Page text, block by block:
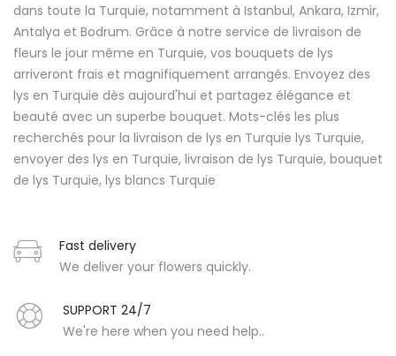
dans toute la Turquie, notamment à Istanbul, Ankara, Izmir,
Antalya et Bodrum. Grâce à notre service de livraison de
fleurs le jour même en Turquie, vos bouquets de lys
arriveront frais et magnifiquement arrangés. Envoyez des
lys en Turquie dès aujourd'hui et partagez élégance et
beauté avec un superbe bouquet. Mots-clés les plus
recherchés pour la livraison de lys en Turquie lys Turquie,
envoyer des lys en Turquie, livraison de lys Turquie, bouquet
de lys Turquie, lys blancs Turquie
Fast delivery
We deliver your flowers quickly.
SUPPORT 24/7
We're here when you need help..